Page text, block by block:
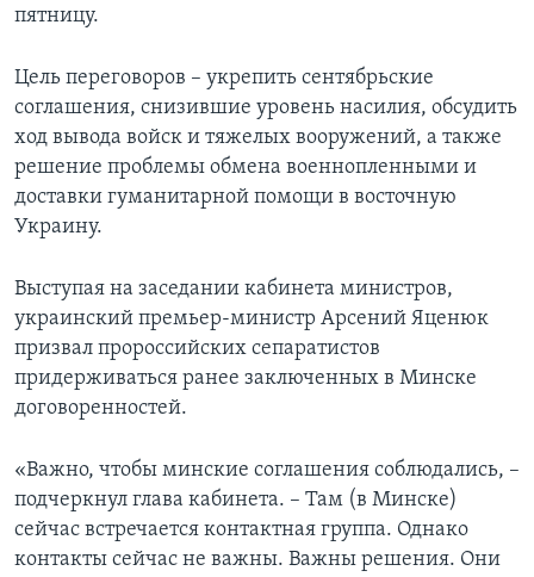
пятницу.
Цель переговоров – укрепить сентябрьские
соглашения, снизившие уровень насилия, обсудить
ход вывода войск и тяжелых вооружений, а также
решение проблемы обмена военнопленными и
доставки гуманитарной помощи в восточную
Украину.
Выступая на заседании кабинета министров,
украинский премьер-министр Арсений Яценюк
призвал пророссийских сепаратистов
придерживаться ранее заключенных в Минске
договоренностей.
«Важно, чтобы минские соглашения соблюдались, –
подчеркнул глава кабинета. – Там (в Минске)
сейчас встречается контактная группа. Однако
контакты сейчас не важны. Важны решения. Они